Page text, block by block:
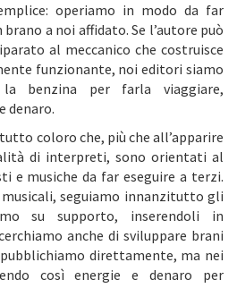
operiamo in modo da far
a noi affidato. Se l’autore può
al meccanico che costruisce
funzionante, noi editori siamo
benzina per farla viaggiare,
denaro.
coloro che, più che all’apparire
di interpreti, sono orientati al
e musiche da far eseguire a terzi.
seguiamo innanzitutto gli
su supporto, inserendoli in
anche di sviluppare brani
direttamente, ma nei
così energie e denaro per